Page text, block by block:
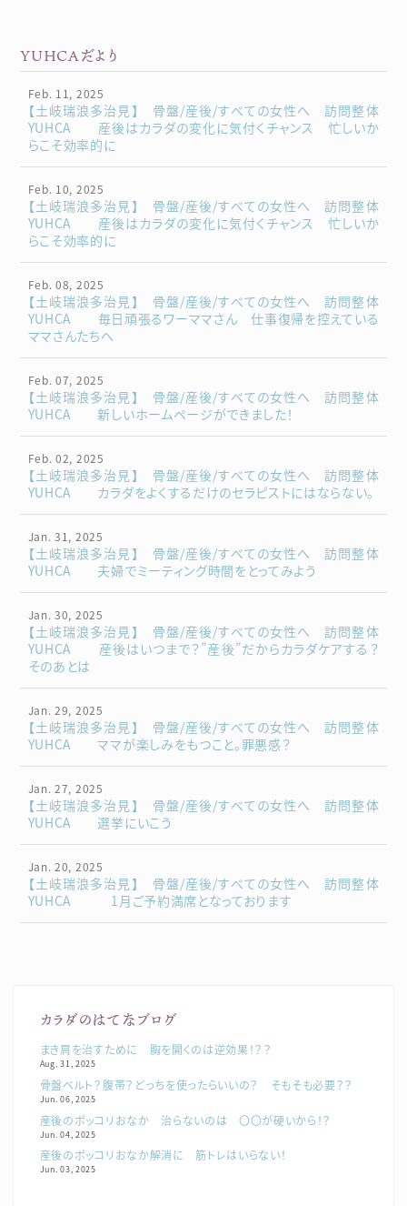
YUHCAだより
Feb. 11, 2025
【土岐瑞浪多治見】 骨盤/産後/すべての女性へ 訪問整体
YUHCA 産後はカラダの変化に気付くチャンス 忙しいか
らこそ効率的に
Feb. 10, 2025
【土岐瑞浪多治見】 骨盤/産後/すべての女性へ 訪問整体
YUHCA 産後はカラダの変化に気付くチャンス 忙しいか
らこそ効率的に
Feb. 08, 2025
【土岐瑞浪多治見】 骨盤/産後/すべての女性へ 訪問整体
YUHCA 毎日頑張るワーママさん 仕事復帰を控えている
ママさんたちへ
Feb. 07, 2025
【土岐瑞浪多治見】 骨盤/産後/すべての女性へ 訪問整体
YUHCA 新しいホームページができました！
Feb. 02, 2025
【土岐瑞浪多治見】 骨盤/産後/すべての女性へ 訪問整体
YUHCA カラダをよくするだけのセラピストにはならない。
Jan. 31, 2025
【土岐瑞浪多治見】 骨盤/産後/すべての女性へ 訪問整体
YUHCA 夫婦でミーティング時間をとってみよう
Jan. 30, 2025
【土岐瑞浪多治見】 骨盤/産後/すべての女性へ 訪問整体
YUHCA 産後はいつまで？”産後”だからカラダケアする？
そのあとは
Jan. 29, 2025
【土岐瑞浪多治見】 骨盤/産後/すべての女性へ 訪問整体
YUHCA ママが楽しみをもつこと。罪悪感？
Jan. 27, 2025
【土岐瑞浪多治見】 骨盤/産後/すべての女性へ 訪問整体
YUHCA 選挙にいこう
Jan. 20, 2025
【土岐瑞浪多治見】 骨盤/産後/すべての女性へ 訪問整体
YUHCA 1月ご予約満席となっております
カラダのはてなブログ
まき肩を治すために 胸を開くのは逆効果！？？
Aug. 31, 2025
骨盤ベルト？腹帯？どっちを使ったらいいの？ そもそも必要？？
Jun. 06, 2025
産後のポッコリおなか 治らないのは 〇〇が硬いから！？
Jun. 04, 2025
産後のポッコリおなか解消に 筋トレはいらない！
Jun. 03, 2025